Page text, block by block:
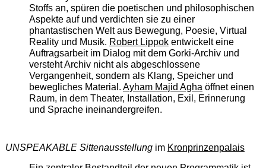
Stoffs an, spüren die poetischen und philosophischen
Aspekte auf und verdichten sie zu einer
phantastischen Welt aus Bewegung, Poesie, Virtual
Reality und Musik. Robert Lippokentwickelt eine
Auftragsarbeit im Dialog mit dem Gorki-Archiv und
versteht Archiv nicht als abgeschlossene
Vergangenheit, sondern als Klang, Speicher und
bewegliches Material. Ayham Majid Aghaöffnet einen
Raum, in dem Theater, Installation, Exil, Erinnerung
und Sprache ineinandergreifen.
UNSPEAKABLE Sittenausstellungim Kronprinzenpalais